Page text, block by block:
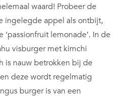
waard! Probeer de
ingelegde appel als ontbijt,
lemonade’. In de
visburger met kimchi
is nauw betrokken bij de
deze wordt regelmatig
burger is van een